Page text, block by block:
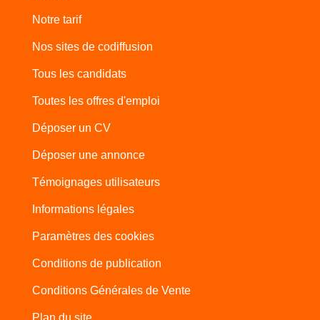
Notre tarif
Nos sites de codiffusion
Tous les candidats
Toutes les offres d'emploi
Déposer un CV
Déposer une annonce
Témoignages utilisateurs
Informations légales
Paramètres des cookies
Conditions de publication
Conditions Générales de Vente